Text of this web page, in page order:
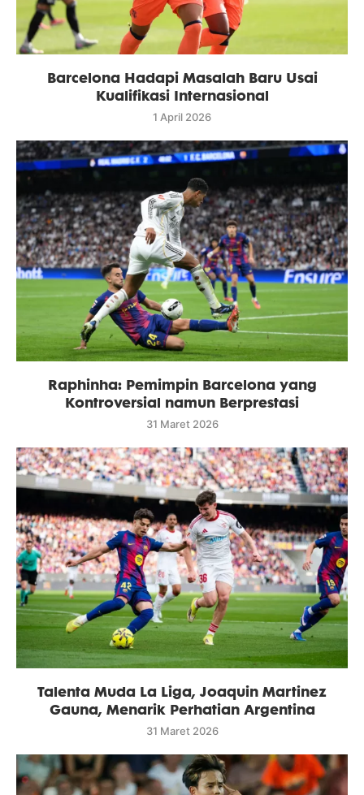
Barcelona Hadapi Masalah Baru Usai
Kualifikasi Internasional
1 April 2026
Raphinha: Pemimpin Barcelona yang
Kontroversial namun Berprestasi
31 Maret 2026
Talenta Muda La Liga, Joaquin Martinez
Gauna, Menarik Perhatian Argentina
31 Maret 2026